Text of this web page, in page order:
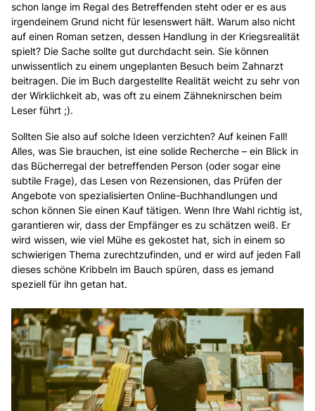
schon lange im Regal des Betreffenden steht oder er es aus
irgendeinem Grund nicht für lesenswert hält. Warum also nicht
auf einen Roman setzen, dessen Handlung in der Kriegsrealität
spielt? Die Sache sollte gut durchdacht sein. Sie können
unwissentlich zu einem ungeplanten Besuch beim Zahnarzt
beitragen. Die im Buch dargestellte Realität weicht zu sehr von
der Wirklichkeit ab, was oft zu einem Zähneknirschen beim
Leser führt ;).
Sollten Sie also auf solche Ideen verzichten? Auf keinen Fall!
Alles, was Sie brauchen, ist eine solide Recherche – ein Blick in
das Bücherregal der betreffenden Person (oder sogar eine
subtile Frage), das Lesen von Rezensionen, das Prüfen der
Angebote von spezialisierten Online-Buchhandlungen und
schon können Sie einen Kauf tätigen. Wenn Ihre Wahl richtig ist,
garantieren wir, dass der Empfänger es zu schätzen weiß. Er
wird wissen, wie viel Mühe es gekostet hat, sich in einem so
schwierigen Thema zurechtzufinden, und er wird auf jeden Fall
dieses schöne Kribbeln im Bauch spüren, dass es jemand
speziell für ihn getan hat.